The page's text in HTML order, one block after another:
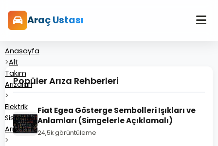
Araç Ustası
Anasayfa
>Alt
Takım
Arızaları
>
Elektrik
Sistemi
Arızaları
>
Popüler Arıza Rehberleri
Fiat Egea Gösterge Sembolleri Işıkları ve
Anlamları (Simgelerle Açıklamalı)
24,5k görüntüleme